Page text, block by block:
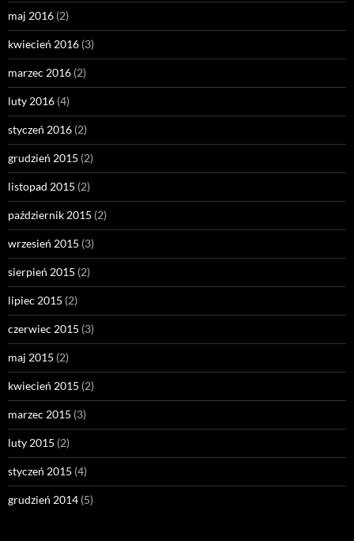
maj 2016 (2)
kwiecień 2016 (3)
marzec 2016 (2)
luty 2016 (4)
styczeń 2016 (2)
grudzień 2015 (2)
listopad 2015 (2)
październik 2015 (2)
wrzesień 2015 (3)
sierpień 2015 (2)
lipiec 2015 (2)
czerwiec 2015 (3)
maj 2015 (2)
kwiecień 2015 (2)
marzec 2015 (3)
luty 2015 (2)
styczeń 2015 (4)
grudzień 2014 (5)